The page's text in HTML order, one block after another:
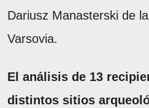
Dariusz Manasterski de
Varsovia.
El análisis de 13
distintos sitios